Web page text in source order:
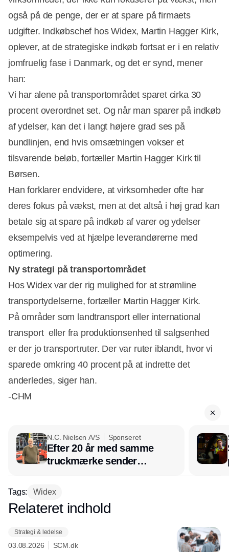
Annonce
også på de penge, der er at spare på firmaets
udgifter. Indkøbschef hos Widex, Martin Hagger Kirk,
oplever, at de strategiske indkøb fortsat er i en relativ
jomfruelig fase i Danmark, og det er synd, mener
han:
Vi har alene på transportområdet sparet cirka 30
procent overordnet set. Og når man sparer på indkøb
af ydelser, kan det i langt højere grad ses på
bundlinjen, end hvis omsætningen vokser et
tilsvarende beløb, fortæller Martin Hagger Kirk til
Børsen.
Han forklarer endvidere, at virksomheder ofte har
deres fokus på vækst, men at det altså i høj grad kan
betale sig at spare på indkøb af varer og ydelser 
eksempelvis ved at hjælpe leverandørerne med
optimering.
Ny strategi på transportområdet
Hos Widex var der rig mulighed for at strømline
transportydelserne, fortæller Martin Hagger Kirk.
På områder som landtransport eller international
transport  eller fra produktionsenhed til salgsenhed 
er der jo transportruter. Der var ruter iblandt, hvor vi
sparede omkring 40 procent på at indrette det
anderledes, siger han.
-CHM
N.C. Nielsen A/S Sponseret
Efter 20 år med samme
truckmærke sender
lagerchef stafetten videre
Tags: Widex
Annonce
Relateret indhold
Strategi & ledelse
03.08.2026 SCM.dk